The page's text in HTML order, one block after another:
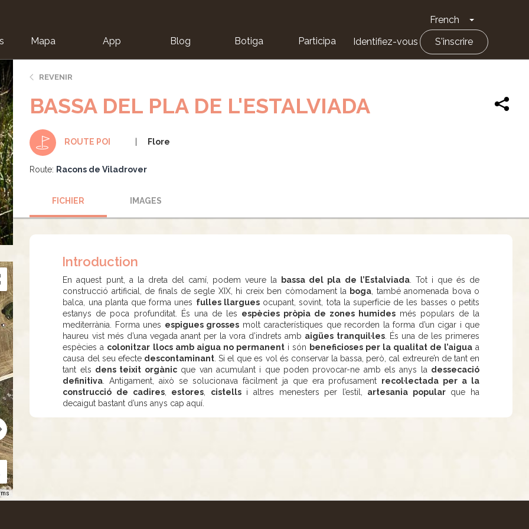
French Toggle
Mapa App Blog Botiga Participa Identifiez-vous S'inscrire
REVENIR
BASSA DEL PLA DE L'ESTALVIADA
ROUTE POI Flore
Route: Racons de Viladrover
FICHIER IMAGES
Introduction
En aquest punt, a la dreta del camí, podem veure la bassa del pla de l’Estalviada. Tot i que és de
construcció artificial, de finals de segle XIX, hi creix ben còmodament la boga , també anomenada bova o
balca, una planta que forma unes fulles llarguesocupant, sovint, tota la superfície de les basses o petits
estanys de poca profunditat. És una de les espècies pròpia de zones humidesmés populars de la
mediterrània. Forma unes espigues grosses molt característiques que recorden la forma d’un cigar i que
haureu vist més d’una vegada anant per la vora d’indrets amb aigües tranquil·les. És una de les primeres
espècies a colonitzar llocs amb aigua no permanenti són beneficioses per la qualitat de l’aiguaa
causa del seu efecte descontaminant. Si el que es vol és conservar la bassa, però, cal extreure’n de tant en
tant els dens teixit orgànicque van acumulant i que poden provocar-ne amb els anys la dessecació
definitiva . Antigament, això se solucionava fàcilment ja que era profusament recol·lectada per a la
construcció de cadires, estores cistellsi altres menesters per l’estil, artesania popularque ha
decaigut bastant d’uns anys cap aquí.